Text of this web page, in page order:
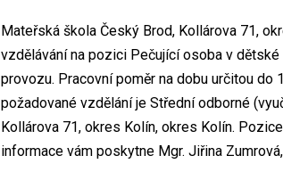
Mateřská škola Český Brod, Kollárova 71,
vzdělávání na pozici Pečující osoba v
provozu. Pracovní poměr na dobu určitou
požadované vzdělání je Střední odborné
Kollárova 71, okres Kolín, okres Kolín.
informace vám poskytne Mgr. Jiřina